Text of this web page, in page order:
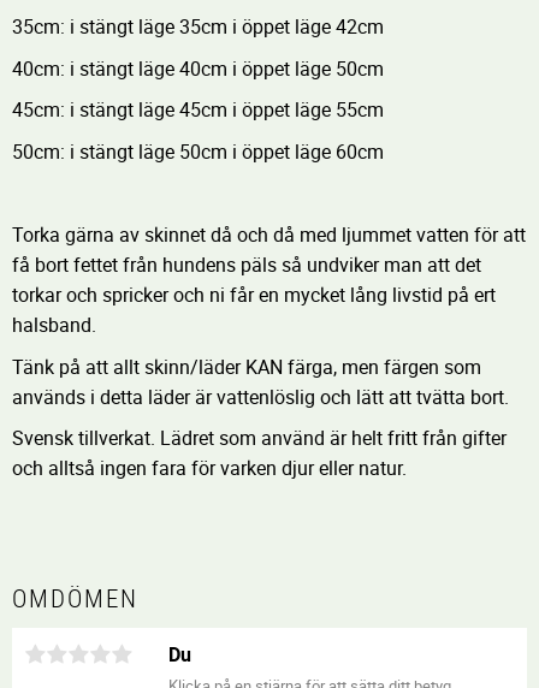
35cm: i stängt läge 35cm i öppet läge 42cm
40cm: i stängt läge 40cm i öppet läge 50cm
45cm: i stängt läge 45cm i öppet läge 55cm
50cm: i stängt läge 50cm i öppet läge 60cm
Torka gärna av skinnet då och då med ljummet vatten för att
få bort fettet från hundens päls så undviker man att det
torkar och spricker och ni får en mycket lång livstid på ert
halsband.
Tänk på att allt skinn/läder KAN färga, men färgen som
används i detta läder är vattenlöslig och lätt att tvätta bort.
Svensk tillverkat. Lädret som använd är helt fritt från gifter
och alltså ingen fara för varken djur eller natur.
OMDÖMEN
Du